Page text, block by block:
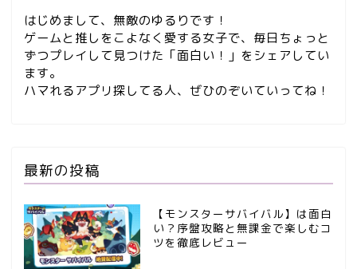
はじめまして、無敵のゆるりです！
ゲームと推しをこよなく愛する女子で、毎日ちょっと
ずつプレイして見つけた「面白い！」をシェアしてい
ます。
ハマれるアプリ探してる人、ぜひのぞいていってね！
最新の投稿
【モンスターサバイバル】は面白
い？序盤攻略と無課金で楽しむコ
ツを徹底レビュー